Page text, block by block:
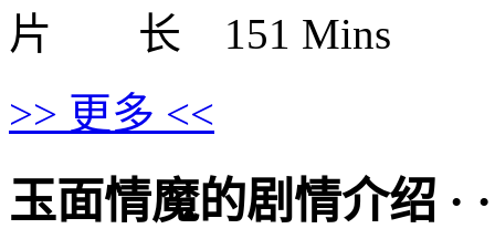
片 长 151 Mins
>> 更多 <<
玉面情魔的剧情介绍 · ·